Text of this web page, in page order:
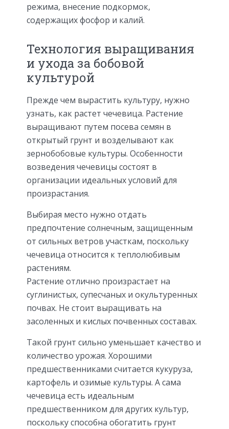
режима, внесение подкормок,
содержащих фосфор и калий.
Технология выращивания
и ухода за бобовой
культурой
Прежде чем вырастить культуру, нужно
узнать, как растет чечевица. Растение
выращивают путем посева семян в
открытый грунт и возделывают как
зернобобовые культуры. Особенности
возведения чечевицы состоят в
организации идеальных условий для
произрастания.
Выбирая место нужно отдать
предпочтение солнечным, защищенным
от сильных ветров участкам, поскольку
чечевица относится к теплолюбивым
растениям.
Растение отлично произрастает на
суглинистых, супесчаных и окультуренных
почвах. Не стоит выращивать на
засоленных и кислых почвенных составах.
Такой грунт сильно уменьшает качество и
количество урожая. Хорошими
предшественниками считается кукуруза,
картофель и озимые культуры. А сама
чечевица есть идеальным
предшественником для других культур,
поскольку способна обогатить грунт